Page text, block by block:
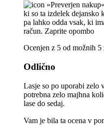
»Preverjen
ki so ta izdelek dejansko
pa lahko odda vsak, ki
račun. Zaprite opombo
Ocenjen z 5 od možnih 5
Odlično
Lasje so po uporabi zelo
potrebna zelo majhna
lase do sedaj.
Vam je bila ta ocena v